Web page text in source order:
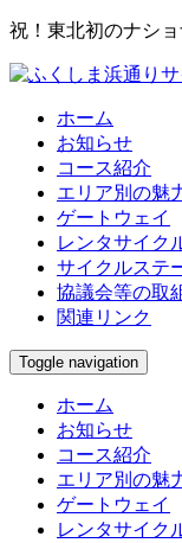
祝！東北初のナシ
ホーム
お知らせ
コース紹介
エリア別の魅
ゲートウェイ
レンタサイク
サイクルステ
協議会等の取
関連リンク
Toggle navigation
ホーム
お知らせ
コース紹介
エリア別の魅
ゲートウェイ
レンタサイク